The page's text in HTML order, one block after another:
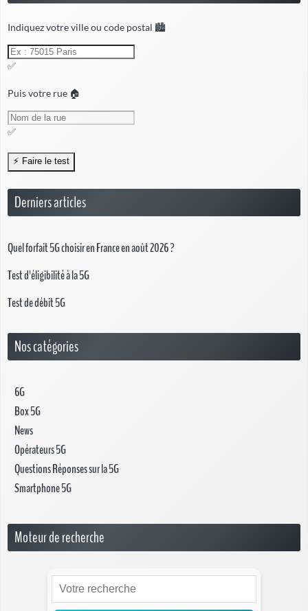
Indiquez votre ville ou code postal 🏙️
✅
Puis votre rue 🏠
✅
Derniers articles
Quel forfait 5G choisir en France en août 2026 ?
Test d'éligibilité à la 5G
Test de débit 5G
Nos catégories
6G
Box 5G
News
Opérateurs 5G
Questions Réponses sur la 5G
Smartphone 5G
Moteur de recherche